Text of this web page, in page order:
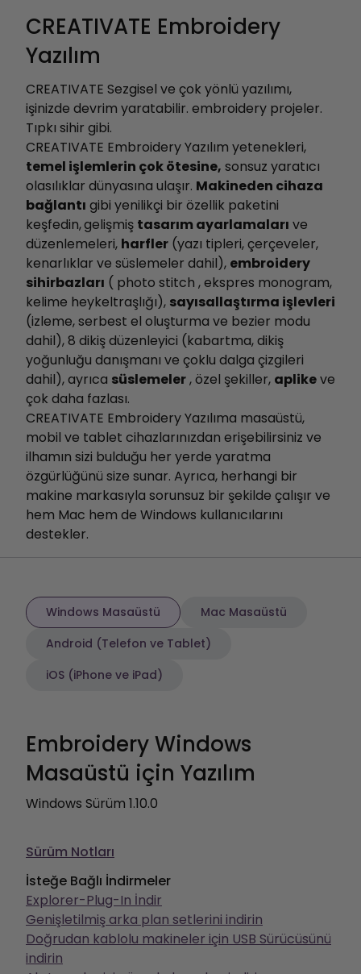
CREATIVATE Embroidery
Yazılım
CREATIVATE Sezgisel ve çok yönlü yazılımı,
işinizde devrim yaratabilir. embroidery projeler.
Tıpkı sihir gibi.
CREATIVATE Embroidery Yazılım yetenekleri,
temel işlemlerin çok ötesine, sonsuz yaratıcı
olasılıklar dünyasına ulaşır. Makineden cihaza
bağlantı gibi yenilikçi bir özellik paketini
keşfedin,gelişmiş tasarım ayarlamaları ve
düzenlemeleri, harfler (yazı tipleri, çerçeveler,
kenarlıklar ve süslemeler dahil), embroidery
sihirbazları ( photo stitch , ekspres monogram,
kelime heykeltraşlığı), sayısallaştırma işlevleri
(izleme, serbest el oluşturma ve bezier modu
dahil), 8 dikiş düzenleyici (kabartma, dikiş
yoğunluğu danışmanı ve çoklu dalga çizgileri
dahil), ayrıca süslemeler, özel şekiller, aplikeve
çok daha fazlası.
CREATIVATE Embroidery Yazılıma masaüstü,
mobil ve tablet cihazlarınızdan erişebilirsiniz ve
ilhamın sizi bulduğu her yerde yaratma
özgürlüğünü size sunar. Ayrıca, herhangi bir
makine markasıyla sorunsuz bir şekilde çalışır ve
hem Mac hem de Windows kullanıcılarını
destekler.
Windows Masaüstü
Mac Masaüstü
Android (Telefon ve Tablet)
iOS (iPhone ve iPad)
Embroidery Windows
Masaüstü için Yazılım
Windows Sürüm 1.10.0
Sürüm Notları
İsteğe Bağlı İndirmeler
Explorer-Plug-In İndir
Genişletilmiş arka plan setlerini indirin
Doğrudan kablolu makineler için USB Sürücüsünü
indirin